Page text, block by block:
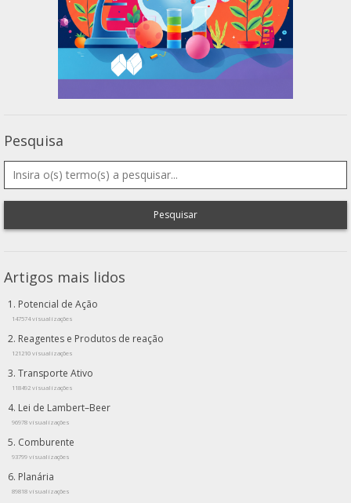
Pesquisa
Pesquisar
Artigos mais lidos
Potencial de Ação
147574 visualizações
Reagentes e Produtos de reação
121210 visualizações
Transporte Ativo
118492 visualizações
Lei de Lambert–Beer
96978 visualizações
Comburente
93799 visualizações
Planária
89818 visualizações